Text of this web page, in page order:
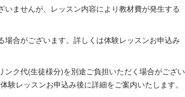
ませんが、レッスン内容により教材費が発生する
合がございます。詳しくは体験レッスンお申込み
ク代(生徒様分)を別途ご負担いただく場合がござい
験レッスンお申込み後に詳細をご案内いたします。